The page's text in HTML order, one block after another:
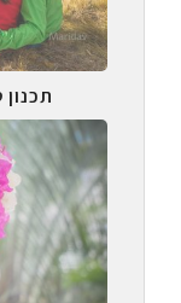
תכנון